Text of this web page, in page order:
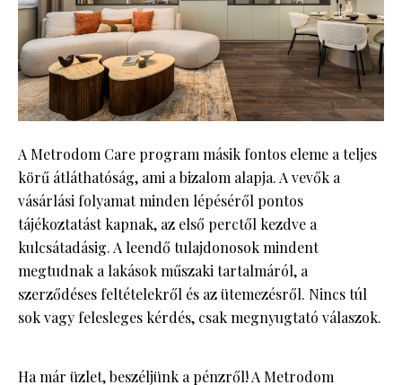
A Metrodom Care program másik fontos eleme a teljes
körű átláthatóság, ami a bizalom alapja. A vevők a
vásárlási folyamat minden lépéséről pontos
tájékoztatást kapnak, az első perctől kezdve a
kulcsátadásig. A leendő tulajdonosok mindent
megtudnak a lakások műszaki tartalmáról, a
szerződéses feltételekről és az ütemezésről. Nincs túl
sok vagy felesleges kérdés, csak megnyugtató válaszok.
Ha már üzlet, beszéljünk a pénzről! A Metrodom